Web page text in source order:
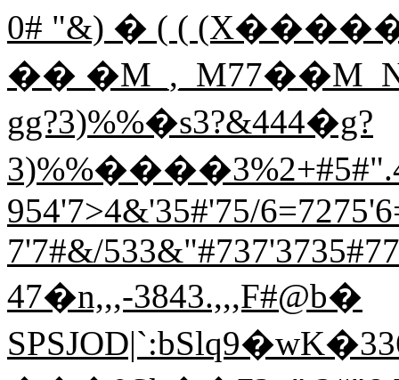
0# "&) � ( ( (X�����
��
gg?3)%%�s3?&444�g?
954'7>4&'35#'75/
7'7#&/
47�n,,,-3843.,,,F#@b�